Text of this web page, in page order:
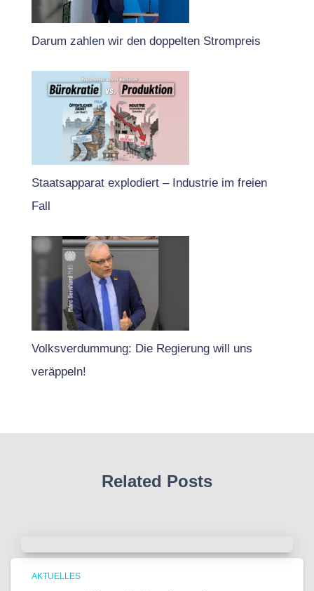
Darum zahlen wir den doppelten Strompreis
Staatsapparat explodiert – Industrie im freien
Fall
Volksverdummung: Die Regierung will uns
veräppeln!
Related Posts
AKTUELLES